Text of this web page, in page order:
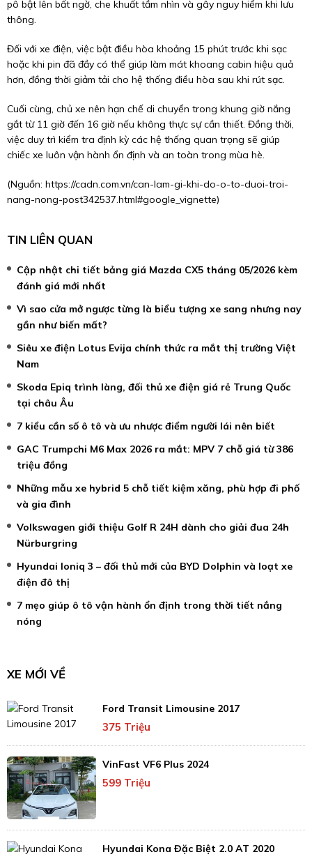
pô bật lên bất ngờ, che khuất tầm nhìn và gây nguy hiểm khi lưu
thông.
Đối với xe điện, việc bật điều hòa khoảng 15 phút trước khi sạc
hoặc khi pin đã đầy có thể giúp làm mát khoang cabin hiệu quả
hơn, đồng thời giảm tải cho hệ thống điều hòa sau khi rút sạc.
Cuối cùng, chủ xe nên hạn chế di chuyển trong khung giờ nắng
gắt từ 11 giờ đến 16 giờ nếu không thực sự cần thiết. Đồng thời,
việc duy trì kiểm tra định kỳ các hệ thống quan trọng sẽ giúp
chiếc xe luôn vận hành ổn định và an toàn trong mùa hè.
(Nguồn: https://cadn.com.vn/can-lam-gi-khi-do-o-to-duoi-troi-
nang-nong-post342537.html#google_vignette)
TIN LIÊN QUAN
Cập nhật chi tiết bảng giá Mazda CX5 tháng 05/2026 kèm
đánh giá mới nhất
Vì sao cửa mở ngược từng là biểu tượng xe sang nhưng nay
gần như biến mất?
Siêu xe điện Lotus Evija chính thức ra mắt thị trường Việt
Nam
Skoda Epiq trình làng, đối thủ xe điện giá rẻ Trung Quốc
tại châu Âu
7 kiểu cần số ô tô và ưu nhược điểm người lái nên biết
GAC Trumpchi M6 Max 2026 ra mắt: MPV 7 chỗ giá từ 386
triệu đồng
Những mẫu xe hybrid 5 chỗ tiết kiệm xăng, phù hợp đi phố
và gia đình
Volkswagen giới thiệu Golf R 24H dành cho giải đua 24h
Nürburgring
Hyundai Ioniq 3 – đối thủ mới của BYD Dolphin và loạt xe
điện đô thị
7 mẹo giúp ô tô vận hành ổn định trong thời tiết nắng
nóng
XE MỚI VỀ
Ford Transit Limousine 2017
375 Triệu
VinFast VF6 Plus 2024
599 Triệu
Hyundai Kona Đặc Biệt 2.0 AT 2020